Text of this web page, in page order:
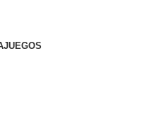
JUEGOS